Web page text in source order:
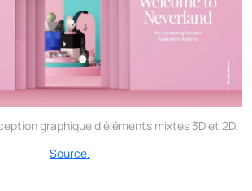
graphique d'éléments mixtes 3D et 2D.
Source.